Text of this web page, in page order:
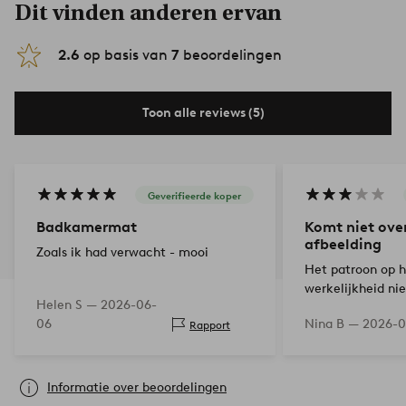
Dit vinden anderen ervan
2.6 op basis van 7 beoordelingen
Toon alle reviews (5)
Geverifieerde koper
Badkamermat
Zoals ik had verwacht - mooi
Helen S — 2026-06-
06
Rapport
Komt niet
afbeelding
Het patroon op
werkelijkheid
Nina B — 2026-
Informatie over beoordelingen